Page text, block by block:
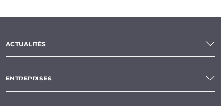
ACTUALITÉS
ENTREPRISES